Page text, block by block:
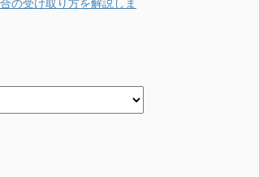
の受け取り方を解説しま